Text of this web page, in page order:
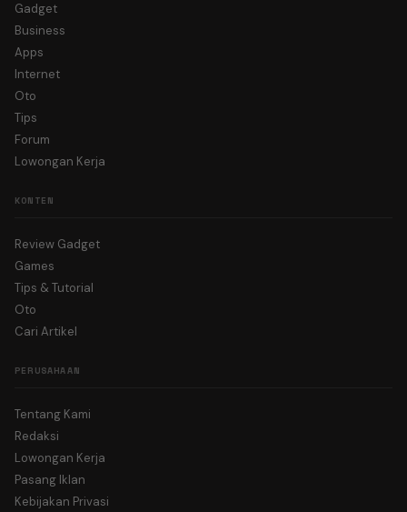
Gadget
Business
Apps
Internet
Oto
Tips
Forum
Lowongan Kerja
KONTEN
Review Gadget
Games
Tips & Tutorial
Oto
Cari Artikel
PERUSAHAAN
Tentang Kami
Redaksi
Lowongan Kerja
Pasang Iklan
Kebijakan Privasi